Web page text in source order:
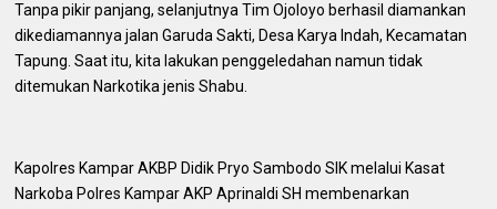
Tanpa pikir panjang, selanjutnya Tim Ojoloyo berhasil diamankan
dikediamannya jalan Garuda Sakti, Desa Karya Indah, Kecamatan
Tapung. Saat itu, kita lakukan penggeledahan namun tidak
ditemukan Narkotika jenis Shabu.
Kapolres Kampar AKBP Didik Pryo Sambodo SIK melalui Kasat
Narkoba Polres Kampar AKP Aprinaldi SH membenarkan